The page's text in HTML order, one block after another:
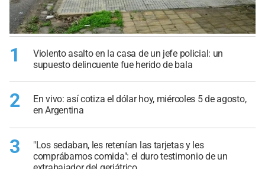
1
Violento asalto en la casa de un jefe policial: un
supuesto delincuente fue herido de bala
2
En vivo: así cotiza el dólar hoy, miércoles 5 de agosto,
en Argentina
3
"Los sedaban, les retenían las tarjetas y les
comprábamos comida": el duro testimonio de un